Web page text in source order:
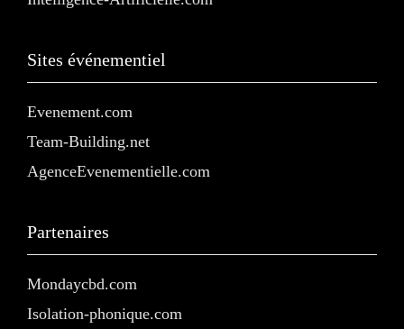
Sites événementiel
Evenement.com
Team-Building.net
AgenceEvenementielle.com
Partenaires
Mondaycbd.com
Isolation-phonique.com